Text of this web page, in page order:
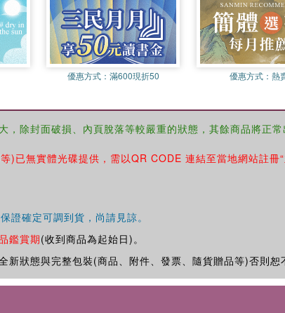
優惠方式： 滿600現折50 優惠方式： 熱
除封面破損、內頁脫落等較嚴重的狀態，其餘商品將正常
已無實體光碟提供，需以QR CODE 連結至當地網站註冊“
證確定可調到貨，尚請見諒。
鑑賞期(收到商品為起始日)。
狀態與完整包裝(商品、附件、發票、隨貨贈品等)否則恕